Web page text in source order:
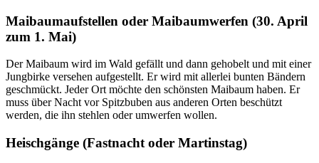
Maibaumaufstellen oder Maibaumwerfen (30. April
zum 1. Mai)
Der Maibaum wird im Wald gefällt und dann gehobelt und mit einer
Jungbirke versehen aufgestellt. Er wird mit allerlei bunten Bändern
geschmückt. Jeder Ort möchte den schönsten Maibaum haben. Er
muss über Nacht vor Spitzbuben aus anderen Orten beschützt
werden, die ihn stehlen oder umwerfen wollen.
Heischgänge (Fastnacht oder Martinstag)